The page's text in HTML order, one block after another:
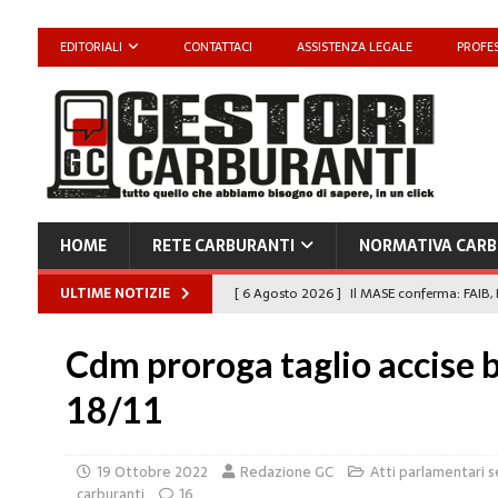
EDITORIALI CONTATTACI ASSISTENZA LEGALE
HOME RETE CARBURANTI NORMATIVA
ULTIME NOTIZIE [ 6 Agosto 2026 ] Il MASE conferma:
[ 6 Agosto 2026 ]
“Da ‘Qui ci puoi fare
[ 4 Agosto 2026 ]
Carburanti, Sperduto
Cdm proroga taglio accise
18/11
19 Ottobre 2022 Redazione GC Atti parlamentari